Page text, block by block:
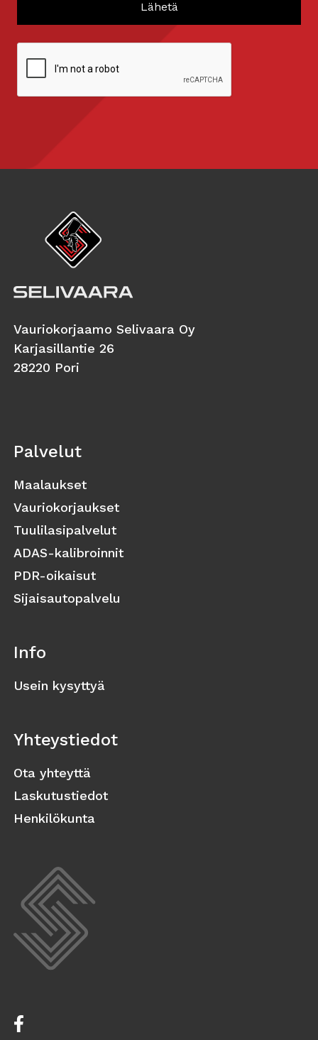
Vauriokorjaamo Selivaara Oy
Karjasillantie 26
28220 Pori
Palvelut
Maalaukset
Vauriokorjaukset
Tuulilasipalvelut
ADAS-kalibroinnit
PDR-oikaisut
Sijaisautopalvelu
Info
Usein kysyttyä
Yhteystiedot
Ota yhteyttä
Laskutustiedot
Henkilökunta